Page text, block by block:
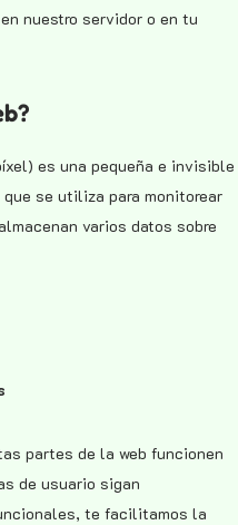
nuestro servidor o en tu
es una pequeña e invisible
se utiliza para monitorear
varios datos sobre
partes de la web funcionen
de usuario sigan
te facilitamos la